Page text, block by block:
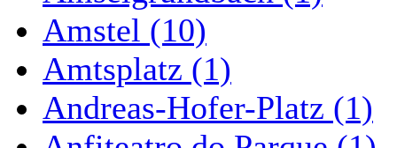
Amstel (10)
Amtsplatz (1)
Andreas-Hofer-Platz (1)